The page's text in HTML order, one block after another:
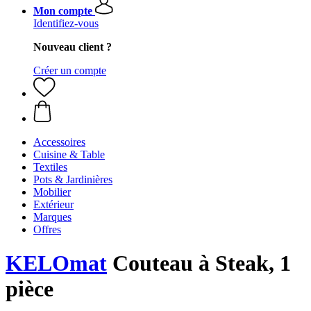
Mon compte
Identifiez-vous
Nouveau client ?
Créer un compte
Accessoires
Cuisine & Table
Textiles
Pots & Jardinières
Mobilier
Extérieur
Marques
Offres
KELOmat Couteau à Steak, 1
pièce